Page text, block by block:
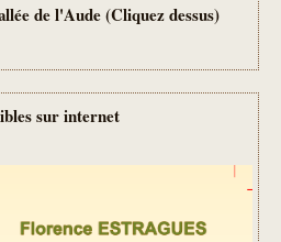
de l'Aude (Cliquez dessus)
sur internet